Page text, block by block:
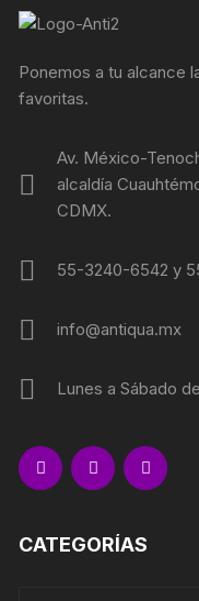
Ponemos a tu alcance
favoritas.
Av. México-
alcaldía
CDMX.
55-3240-6542 y
info@antiqua.mx
Lunes a Sábado
CATEGORÍAS